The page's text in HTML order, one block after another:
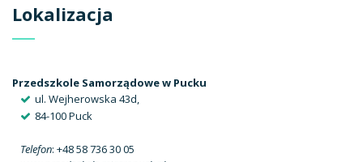
Lokalizacja
Przedszkole Samorządowe w Pucku
ul. Wejherowska 43d,
84-100 Puck
Telefon: +48 58 736 30 05